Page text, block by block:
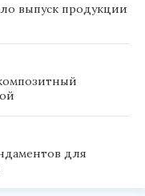
выпуск продукции
для